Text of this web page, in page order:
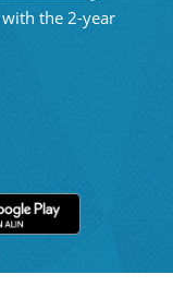
with the 2-year